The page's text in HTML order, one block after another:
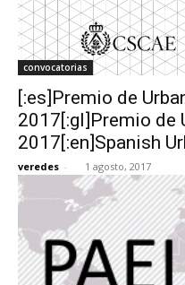
convocatorias
[:es]Premio de
2017[:gl]Premio de
2017[:en]Spanish
veredes - 1 agosto, 2017